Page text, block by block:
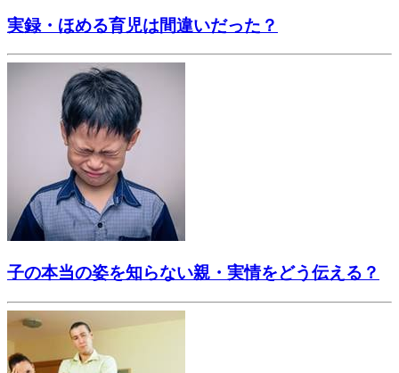
実録・ほめる育児は間違いだった？
子の本当の姿を知らない親・実情をどう伝える？